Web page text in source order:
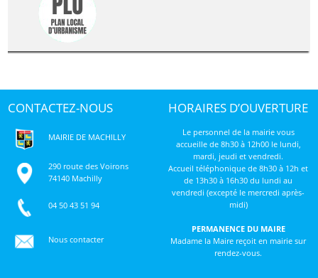
CONTACTEZ-NOUS
MAIRIE DE MACHILLY
290 route des Voirons
74140 Machilly
04 50 43 51 94
Nous contacter
HORAIRES D’OUVERTURE
Le personnel de la mairie vous
accueille de 8h30 à 12h00 le lundi,
mardi, jeudi et vendredi.
Accueil téléphonique de 8h30 à 12h et
de 13h30 à 16h30 du lundi au
vendredi (excepté le mercredi après-
midi)
PERMANENCE DU MAIRE
Madame la Maire reçoit en mairie sur
rendez-vous.